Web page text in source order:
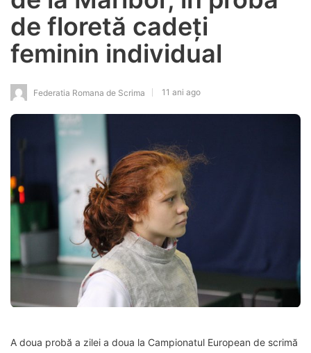
de floretă cadeți
feminin individual
Federatia Romana de Scrima 11 ani ago
A doua probă a zilei a doua la Campionatul European de scrimă